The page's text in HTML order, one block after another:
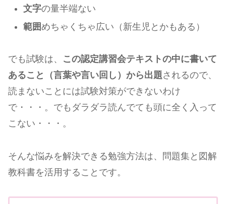
文字の量半端ない
範囲めちゃくちゃ広い（新生児とかもある）
でも試験は、 この認定講習会テキストの中に書いて
あること（言葉や言い回し）から出題されるので、
読まないことには試験対策ができないわけ
で・・・。でもダラダラ読んでても頭に全く入って
こない・・・。
そんな悩みを解決できる勉強方法は、問題集と図解
教科書を活用することです。